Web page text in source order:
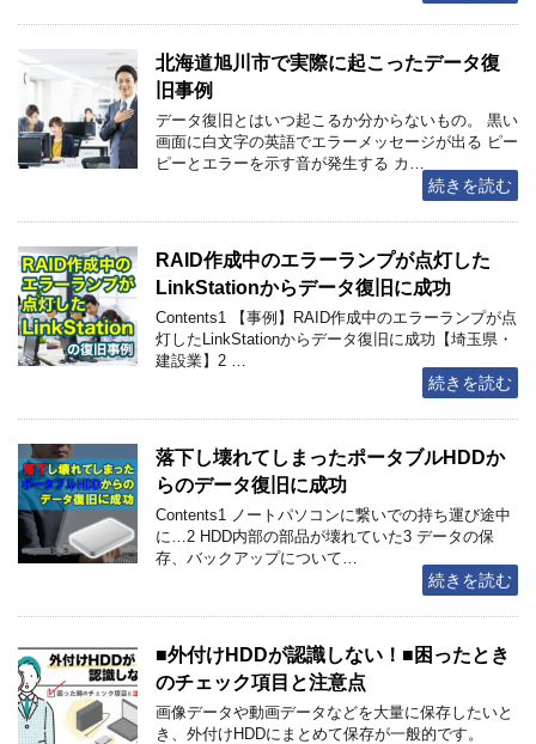
北海道旭川市で実際に起こったデータ復
旧事例
データ復旧とはいつ起こるか分からないもの。 黒い
画面に白文字の英語でエラーメッセージが出る ピー
ピーとエラーを示す音が発生する カ…
続きを読む
RAID作成中のエラーランプが点灯した
LinkStationからデータ復旧に成功
Contents1 【事例】RAID作成中のエラーランプが点
灯したLinkStationからデータ復旧に成功【埼玉県・
建設業】2 …
続きを読む
落下し壊れてしまったポータブルHDDか
らのデータ復旧に成功
Contents1 ノートパソコンに繋いでの持ち運び途中
に…2 HDD内部の部品が壊れていた3 データの保
存、バックアップについて…
続きを読む
■外付けHDDが認識しない！■困ったとき
のチェック項目と注意点
画像データや動画データなどを大量に保存したいと
き、外付けHDDにまとめて保存が一般的です。